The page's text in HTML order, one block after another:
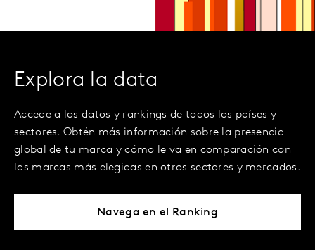
Explora la data
Accede a los datos y rankings de todos los países y
sectores. Obtén más información sobre la presencia
global de tu marca y cómo le va en comparación con
las marcas más elegidas en otros sectores y mercados.
Navega en el Ranking